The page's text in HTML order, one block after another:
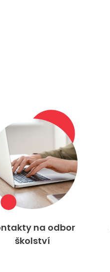
na odbor
školství